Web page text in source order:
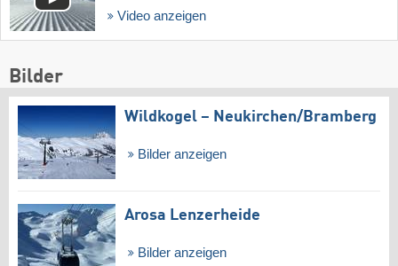
Video anzeigen
Bilder
Wildkogel – Neukirchen/​Bramberg
Bilder anzeigen
Arosa Lenzerheide
Bilder anzeigen